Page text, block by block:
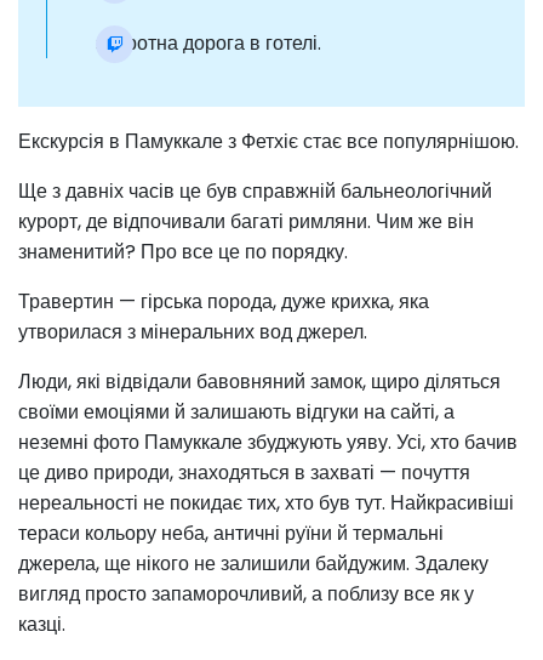
зворотна дорога в готелі.
Екскурсія в Памуккале з Фетхіє стає все популярнішою.
Ще з давніх часів це був справжній бальнеологічний
курорт, де відпочивали багаті римляни. Чим же він
знаменитий? Про все це по порядку.
Травертин — гірська порода, дуже крихка, яка
утворилася з мінеральних вод джерел.
Люди, які відвідали бавовняний замок, щиро діляться
своїми емоціями й залишають відгуки на сайті, а
неземні фото Памуккале збуджують уяву. Усі, хто бачив
це диво природи, знаходяться в захваті — почуття
нереальності не покидає тих, хто був тут. Найкрасивіші
тераси кольору неба, античні руїни й термальні
джерела, ще нікого не залишили байдужим. Здалеку
вигляд просто запаморочливий, а поблизу все як у
казці.